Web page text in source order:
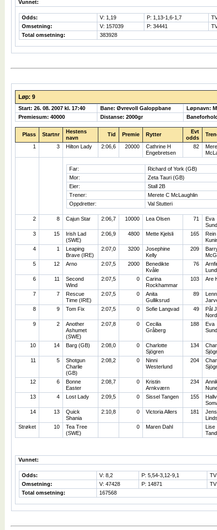
Vunnet:
Odds: V: 1,19 P: 1,13-1,6-1,7
Omsetning:
V: 157039 P: 34441
Total omsetning:
383928
Løp: 9
Start: 26. 08. 2007 kl. 17:40 Bane: Øvrevoll Galoppbane
Løpnavn:
Premiesum: 40000
Distanse: 2000gr
Plass Startnr
Hestens
navn
Tid Premie Rytter
Evt
odds
1 3 Hilton Lady 2:06,6 20000
Cathrine H
Engebretsen
82
Far:
Richard of York (GB)
Mor:
Zeta Tauri (GB)
Eier:
Stall 2B
Trener:
Merete C McLaughlin
Oppdretter:
Val Stutteri
2 8 Cajun Star 2:06,7 10000 Lea Olsen 71
Eva
3
15
Irish Lad
(SWE)
2:06,9 4800 Mette Kjelsli 165
Rein
4
1
Leaping
Brave (IRE)
2:07,0 3200
Josephine
Kelly
209
5
12 Arno 2:07,5 2000
Benedikte
Kvåle
76
Lund
6
11
Second
Wind
2:07,5 0
Carina
Rockhammar
103 Are
7 7
Rescue
Time (IRE)
2:07,5 0
Anita
Gulliksrud
89
8
9 Tom Fix 2:07,5 0 Sofie Langvad 49
Pål
9
2
Another
Ashumet
(SWE)
2:07,8 0
Cecilia
Gråberg
188
Eva
10 14 Barg (GB) 2:08,0 0
Charlotte
Sjögren
134
11
5
Shotgun
Charlie
(GB)
2:08,2 0
Ninni
Westerlund
204
12 6
Bonne
Easter
2:08,7 0
Kristin
Arnkværn
234
13
4 Lost Lady 2:09,5 0 Sissel Tangen 155
14
13
Quick
Shania
2:10,8 0 Victoria Allers 181
Strøket
10
Tea Tree
(SWE)
0 Maren Dahl
Lise
Vunnet:
Odds: V: 8,2 P: 5,54-3,12-9,1
Omsetning:
V: 47428 P: 14871
Total omsetning:
167568